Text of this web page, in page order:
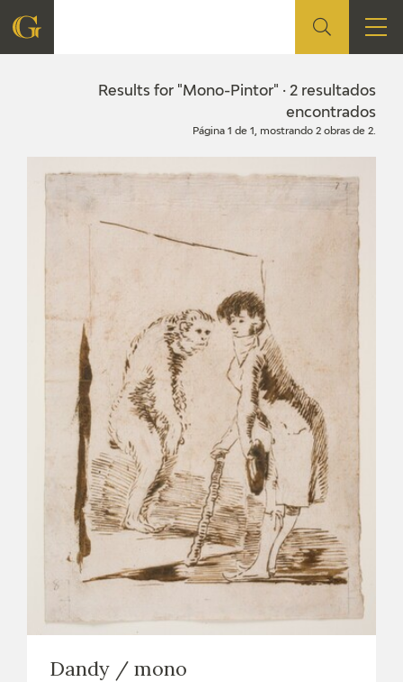
FOUNDATION
CORPORATE ACTION
EXPOSICIONES
ACTUALIDAD
Results for "Mono-Pintor" · 2 resultados
encontrados
Página 1 de 1, mostrando 2 obras de 2.
Dandy / mono